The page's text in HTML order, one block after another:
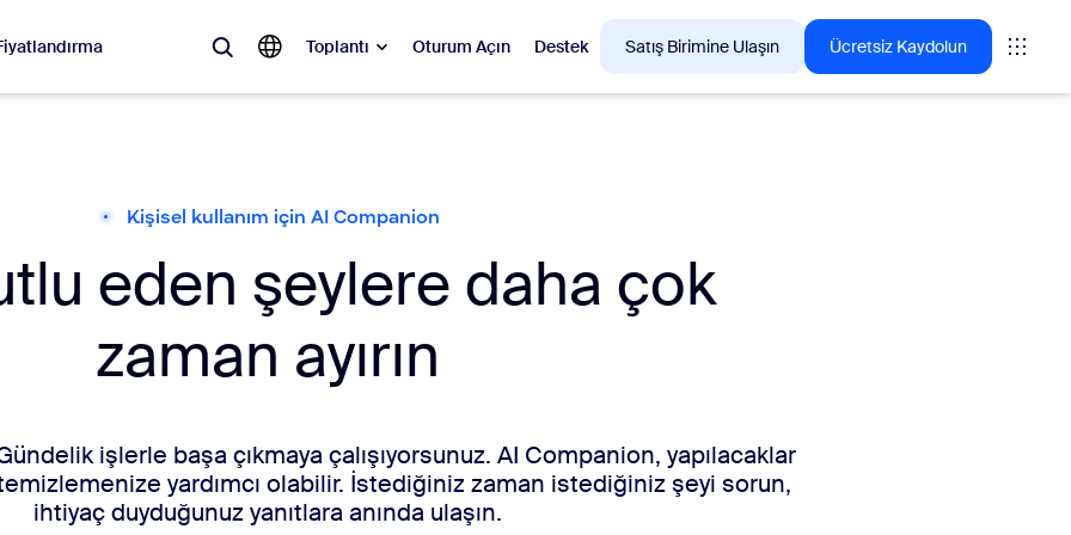
Toplantı Oturum Açın Destek Satış Birimine Ulaşın Ücretsiz Kaydolun
Notes Meetings
Kişisel kullanım için AI Companion
eden şeylere daha çok
zaman ayırın
işlerle başa çıkmaya çalışıyorsunuz. AI Companion, yapılacaklar
yardımcı olabilir. İstediğiniz zaman istediğiniz şeyi sorun,
ihtiyaç duyduğunuz yanıtlara anında ulaşın.